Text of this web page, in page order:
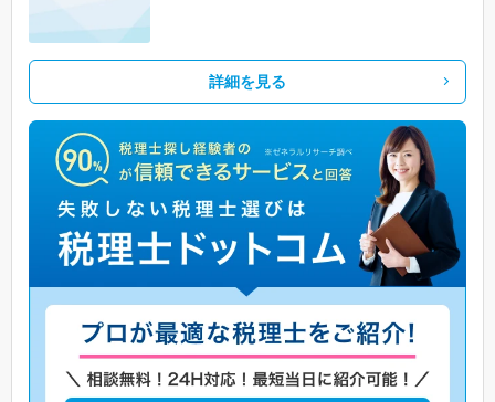
詳細を見る